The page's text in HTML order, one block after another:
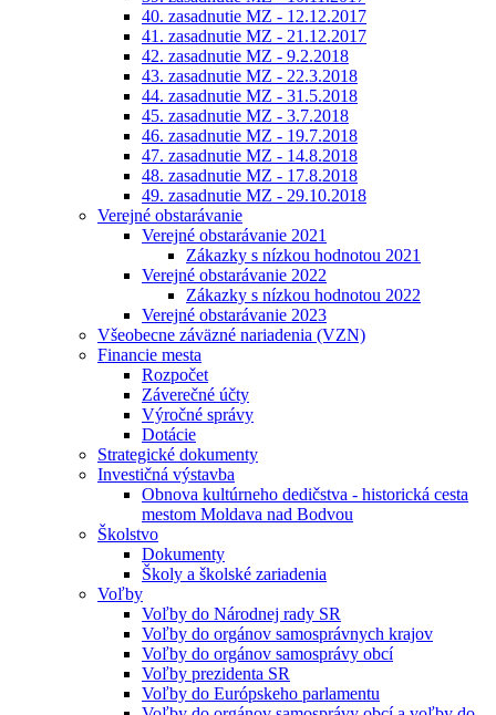
40. zasadnutie MZ - 12.12.2017
41. zasadnutie MZ - 21.12.2017
42. zasadnutie MZ - 9.2.2018
43. zasadnutie MZ - 22.3.2018
44. zasadnutie MZ - 31.5.2018
45. zasadnutie MZ - 3.7.2018
46. zasadnutie MZ - 19.7.2018
47. zasadnutie MZ - 14.8.2018
48. zasadnutie MZ - 17.8.2018
49. zasadnutie MZ - 29.10.2018
Verejné obstarávanie
Verejné obstarávanie 2021
Zákazky s nízkou hodnotou 2021
Verejné obstarávanie 2022
Zákazky s nízkou hodnotou 2022
Verejné obstarávanie 2023
Všeobecne záväzné nariadenia (VZN)
Financie mesta
Rozpočet
Záverečné účty
Výročné správy
Dotácie
Strategické dokumenty
Investičná výstavba
Obnova kultúrneho dedičstva - historická cesta
mestom Moldava nad Bodvou
Školstvo
Dokumenty
Školy a školské zariadenia
Voľby
Voľby do Národnej rady SR
Voľby do orgánov samosprávnych krajov
Voľby do orgánov samosprávy obcí
Voľby prezidenta SR
Voľby do Európskeho parlamentu